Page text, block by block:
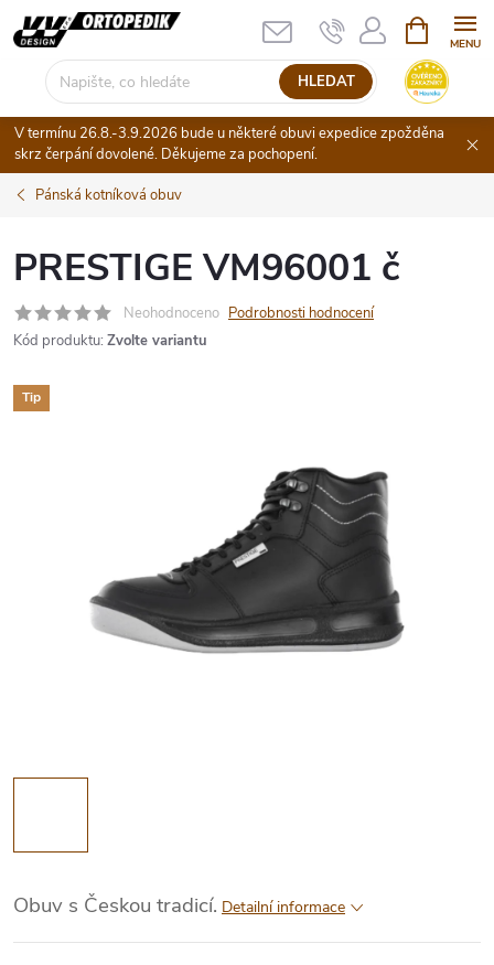
Přejít
na
HLEDAT
NÁKUPNÍ
KOŠÍK
V termínu 26.8.-3.9.2026 bude u některé obuvi expedice zpožděna
skrz čerpání dovolené. Děkujeme za pochopení.
Pánská kotníková obuv
PRESTIGE VM96001 č
Neohodnoceno Podrobnosti hodnocení
Kód produktu: Zvolte variantu
Tip
Obuv s Českou tradicí. Detailní informace